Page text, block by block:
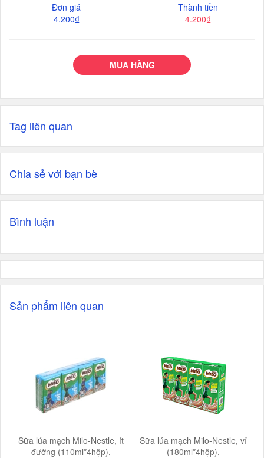
Đơn giá
4.200₫
Thành tiền
4.200₫
MUA HÀNG
Tag liên quan
Chia sẻ với bạn bè
Bình luận
Sản phẩm liên quan
Sữa lúa mạch Milo-Nestle, ít
đường (110ml*4hộp),
Sữa lúa mạch Milo-Nestle, vỉ
(180ml*4hộp),